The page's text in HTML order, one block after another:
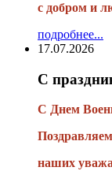
с добром и
подробнее...
17.07.2026
С
С Днем
наших